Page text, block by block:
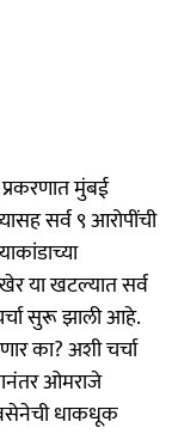
मुंबई
सर्व ९ आरोपींची
या खटल्यात सर्व
सुरू झाली आहे.
का? अशी चर्चा
ओमराजे
धाकधूक